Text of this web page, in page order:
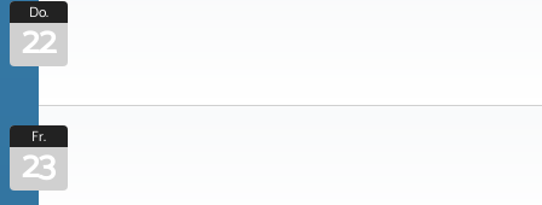
Do.
22
Fr.
23